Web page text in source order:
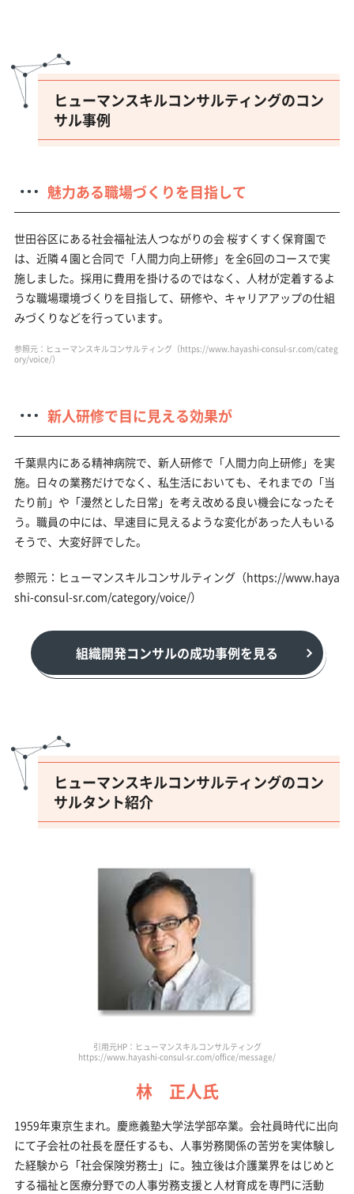
ヒューマンスキルコンサルティングのコン
サル事例
魅力ある職場づくりを目指して
世田谷区にある社会福祉法人つながりの会 桜すくすく保育園で
は、近隣４園と合同で「人間力向上研修」を全6回のコースで実
施しました。採用に費用を掛けるのではなく、人材が定着するよ
うな職場環境づくりを目指して、研修や、キャリアアップの仕組
みづくりなどを行っています。
参照元：ヒューマンスキルコンサルティング（https://www.hayashi-consul-sr.com/categ
ory/voice/）
新人研修で目に見える効果が
千葉県内にある精神病院で、新人研修で「人間力向上研修」を実
施。日々の業務だけでなく、私生活においても、それまでの「当
たり前」や「漫然とした日常」を考え改める良い機会になったそ
う。職員の中には、早速目に見えるような変化があった人もいる
そうで、大変好評でした。
参照元：ヒューマンスキルコンサルティング（https://www.haya
shi-consul-sr.com/category/voice/）
組織開発コンサルの成功事例を見る
ヒューマンスキルコンサルティングのコン
サルタント紹介
引用元HP：ヒューマンスキルコンサルティング
https://www.hayashi-consul-sr.com/office/message/
林 正人氏
1959年東京生まれ。慶應義塾大学法学部卒業。会社員時代に出向
にて子会社の社長を歴任するも、人事労務関係の苦労を実体験し
た経験から「社会保険労務士」に。独立後は介護業界をはじめと
する福祉と医療分野での人事労務支援と人材育成を専門に活動